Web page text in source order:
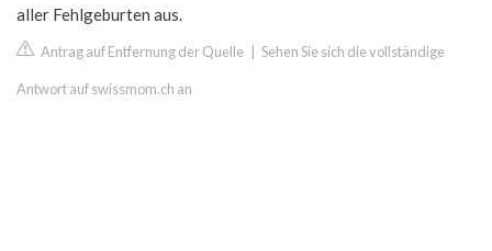
aller Fehlgeburten aus.
Antrag auf Entfernung der Quelle Sehen Sie sich die vollständige
Antwort auf swissmom.ch an